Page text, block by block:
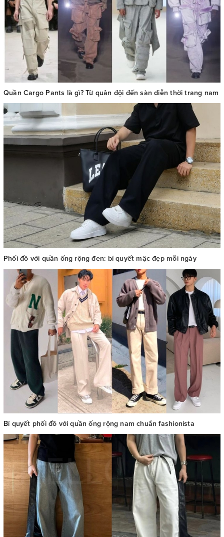
Quần Cargo Pants là gì? Từ quân đội đến sàn diễn thời trang nam
Phối đồ với quần ống rộng đen: bí quyết mặc đẹp mỗi ngày
Bí quyết phối đồ với quần ống rộng nam chuẩn fashionista